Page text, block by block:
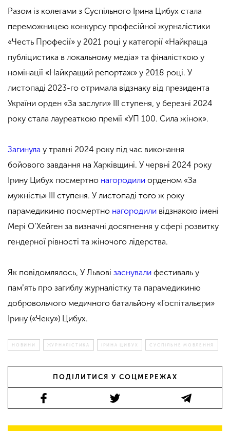
Разом із колегами з Суспільного Ірина Цибух стала
переможницею конкурсу професійної журналістики
«Честь Професії» у 2021 році у категорії «Найкраща
публіцистика в локальному медіа» та фіналісткою у
номінації «Найкращий репортаж» у 2018 році. У
листопаді 2023-го отримала відзнаку від президента
України орден «За заслуги» III ступеня, у березні 2024
року стала лауреаткою премії «УП 100. Сила жінок».
Загинула у травні 2024 року під час виконання
бойового завдання на Харківщині. У червні 2024 року
Ірину Цибух посмертно нагородили орденом «За
мужність» III ступеня. У листопаді того ж року
парамедикиню посмертно нагородили відзнакою імені
Мері О’Хейген за визначні досягнення у сфері розвитку
гендерної рівності та жіночого лідерства.
Як повідомлялось, У Львові заснували фестиваль у
памʼять про загиблу журналістку та парамедикиню
добровольчого медичного батальйону «Госпітальєри»
Ірину («Чеку») Цибух.
НОВИНИ ЖУРНАЛІСТИКА ІРИНА ЦИБУХ СУСПІЛЬНЕ МОВЛЕННЯ
ПОДІЛИТИСЯ У СОЦМЕРЕЖАХ